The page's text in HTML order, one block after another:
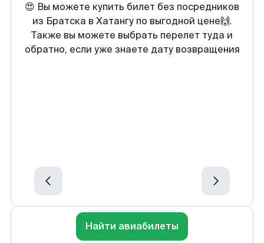
😍 Вы можете купить билет без посредников
из Братска в Хатангу по выгодной цене🙌.
Также вы можете выбрать перелет туда и
обратно, если уже знаете дату возвращения
Найти авиабилеты